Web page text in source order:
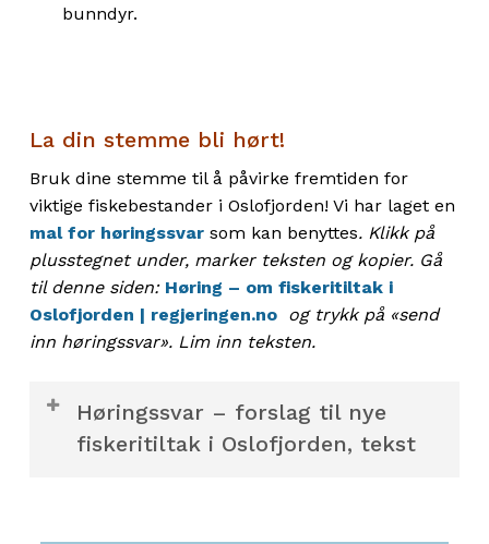
bunndyr.
La din stemme bli hørt!
Bruk dine stemme til å påvirke fremtiden for
viktige fiskebestander i Oslofjorden! Vi har laget en
mal for høringssvar som kan benyttes. Klikk på
plusstegnet under, marker teksten og kopier. Gå
til denne siden: Høring – om fiskeritiltak i
Oslofjorden | regjeringen.no og trykk på «send
inn høringssvar». Lim inn teksten.
Høringssvar – forslag til nye
fiskeritiltak i Oslofjorden, tekst